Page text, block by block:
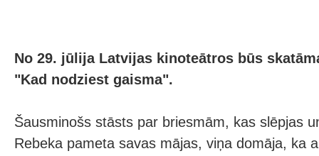
No 29. jūlija Latvijas kinoteātros būs
"Kad nodziest gaisma".
Šausminošs stāsts par briesmām, kas slēpjas
Rebeka pameta savas mājas, viņa domāja, ka